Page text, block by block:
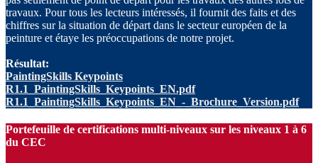
travaux. Pour tous les lecteurs intéressés, il fournit des faits et des
chiffres sur la situation de départ dans le secteur européen de la
peinture et étaye les préoccupations de notre projet.
Résultat:
PaintingSkills Keypoints
R1.1_PaintingSkills_Keypoints_EN.pdf
R1.1_PaintingSkills_Keypoints_EN_-_Brochure_Version.pdf
Portefeuille de certifications multi-niveaux sur les niveaux 1 à 6
du CEC